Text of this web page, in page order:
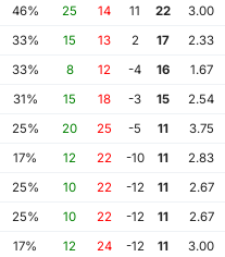
46% 25 14 11 22
3.00
33% 15 13 2 17
2.33
33% 8 12 -4 16
1.67
31% 15 18 -3 15
2.54
25% 20 25 -5 11
3.75
17% 12 22 -10 11
2.83
25% 10 22 -12 11
2.67
25% 10 22 -12 11
2.67
17% 12 24 -12 11
3.00